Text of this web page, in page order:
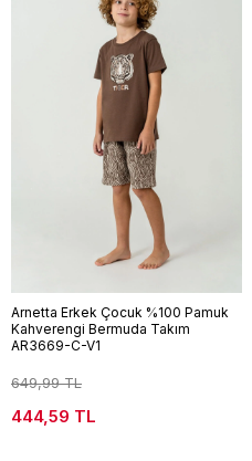
Arnetta Erkek Çocuk %100 Pamuk
Kahverengi Bermuda Takım
AR3669-C-V1
649,99 TL
444,59 TL